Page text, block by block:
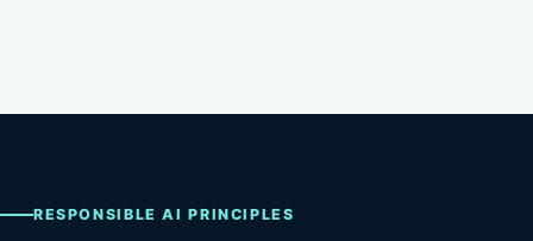
RESPONSIBLE AI PRINCIPLES